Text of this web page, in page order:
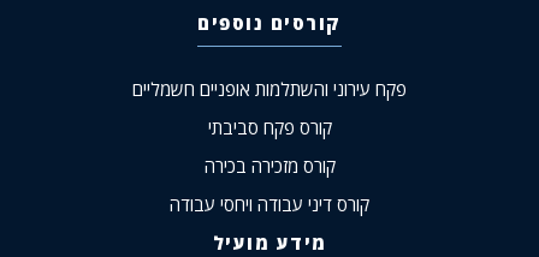
קורסים נוספים
פקח עירוני והשתלמות אופניים חשמליים
קורס פקח סביבתי
קורס מזכירה בכירה
קורס דיני עבודה ויחסי עבודה
מידע מועיל